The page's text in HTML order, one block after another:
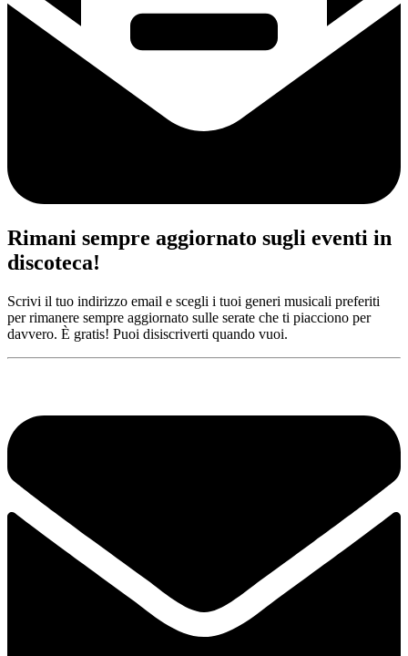
Rimani sempre aggiornato sugli eventi in
discoteca!
Scrivi il tuo indirizzo email e scegli i tuoi generi musicali preferiti
per rimanere sempre aggiornato sulle serate che ti piacciono per
davvero. È gratis! Puoi disiscriverti quando vuoi.